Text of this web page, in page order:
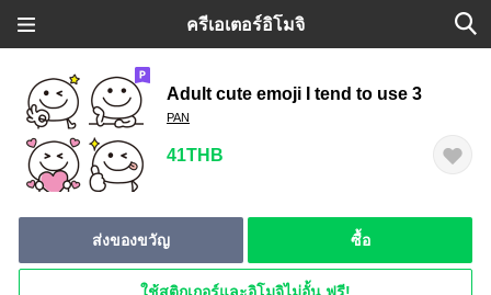
ครีเอเตอร์อิโมจิ
Adult cute emoji I tend to use 3
PAN
41THB
ส่งของขวัญ ซื้อ